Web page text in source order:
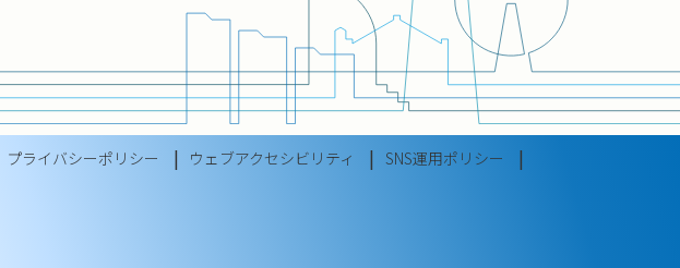
プライバシーポリシー ウェブアクセシビリティ SNS運用ポリシー